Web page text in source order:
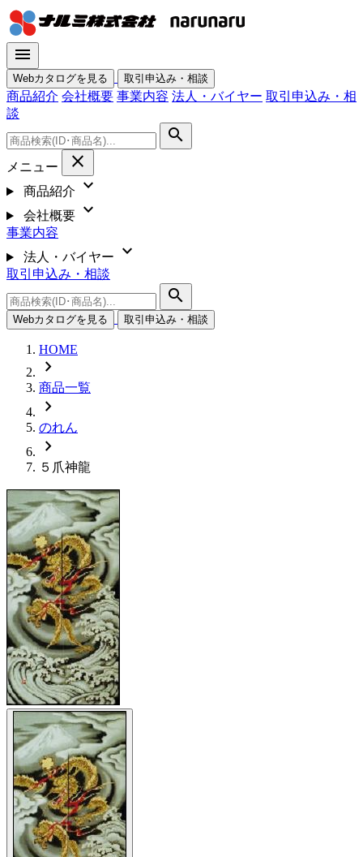
menu
Webカタログを見る 取引申込み・相談
商品紹介 会社概要 事業内容 法人・バイヤー 取引申込み・相
談
search
メニュー close
商品紹介 expand_more
会社概要 expand_more
事業内容
法人・バイヤー
expand_more
取引申込み・相談
search
Webカタログを見る 取引申込み・相談
HOME
chevron_right
商品一覧
chevron_right
のれん
chevron_right
５爪神龍